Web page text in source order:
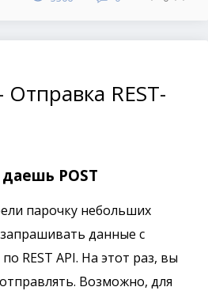
REST-
POST
парочку небольших
данные с
REST API. На этот раз, вы
Возможно, для